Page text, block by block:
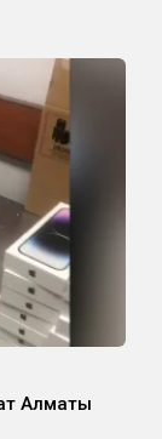
Алматы